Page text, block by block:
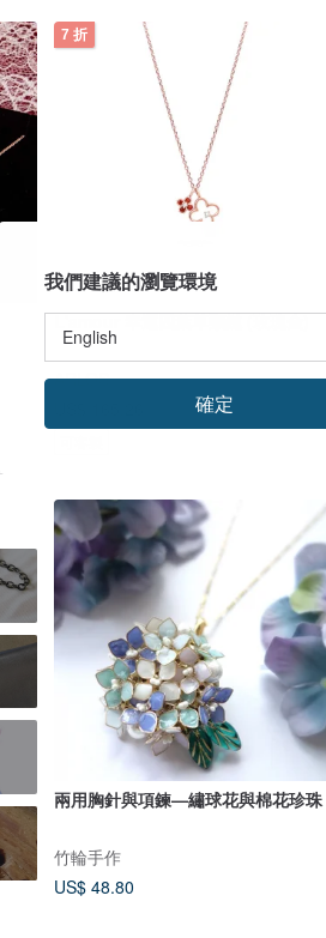
7 折
L'amour 幸運四葉草頸鏈 (玫瑰金)
ARLOS
US$ 236.08
兩用胸針與項鍊—繡球花與棉花珍珠
竹輪手作
US$ 48.80
我們建議的瀏覽環境
確定